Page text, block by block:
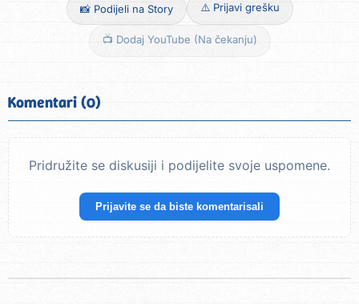
📸 Podijeli na Story ⚠️ Prijavi grešku
📺 Dodaj YouTube (Na čekanju)
Komentari (0)
Pridružite se diskusiji i podijelite svoje uspomene.
Prijavite se da biste komentarisali